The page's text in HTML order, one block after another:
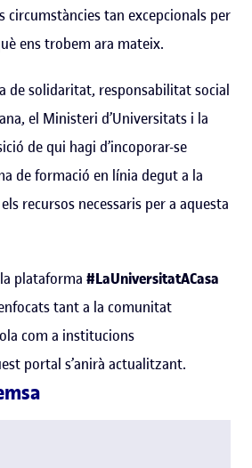
circumstàncies tan excepcionals per
ens trobem ara mateix.
de solidaritat, responsabilitat social
el Ministeri d’Universitats i la
de qui hagi d’incoporar-se
de formació en línia degut a la
recursos necessaris per a aquesta
plataforma #LaUniversitatACasa
tant a la comunitat
com a institucions
portal s’anirà actualitzant.